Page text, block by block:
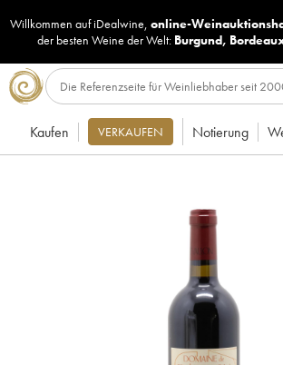
Willkommen auf iDealwine, online-
der besten Weine der Welt: Burgund,
Kaufen VERKAUFEN Notierung